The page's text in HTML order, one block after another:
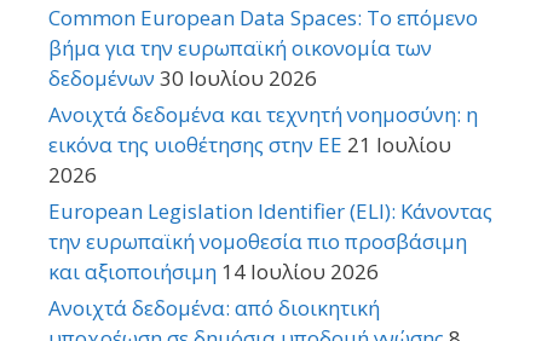
Common European Data Spaces: Το επόμενο
βήμα για την ευρωπαϊκή οικονομία των
δεδομένων 30 Ιουλίου 2026
Ανοιχτά δεδομένα και τεχνητή νοημοσύνη: η
εικόνα της υιοθέτησης στην ΕΕ 21 Ιουλίου
2026
European Legislation Identifier (ELI): Κάνοντας
την ευρωπαϊκή νομοθεσία πιο προσβάσιμη
και αξιοποιήσιμη 14 Ιουλίου 2026
Ανοιχτά δεδομένα: από διοικητική